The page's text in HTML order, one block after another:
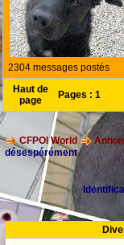
2304 messages postés
Haut de
page
Pages : 1
CFPOI World
désespérément